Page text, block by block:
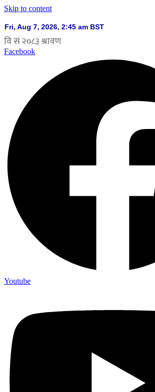
Skip to content
Facebook
Youtube